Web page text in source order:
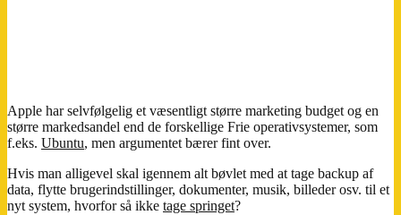
Apple har selvfølgelig et væsentligt større marketing budget og en
større markedsandel end de forskellige Frie operativsystemer, som
f.eks. Ubuntu, men argumentet bærer fint over.
Hvis man alligevel skal igennem alt bøvlet med at tage backup af
data, flytte brugerindstillinger, dokumenter, musik, billeder osv. til et
nyt system, hvorfor så ikke tage springet?